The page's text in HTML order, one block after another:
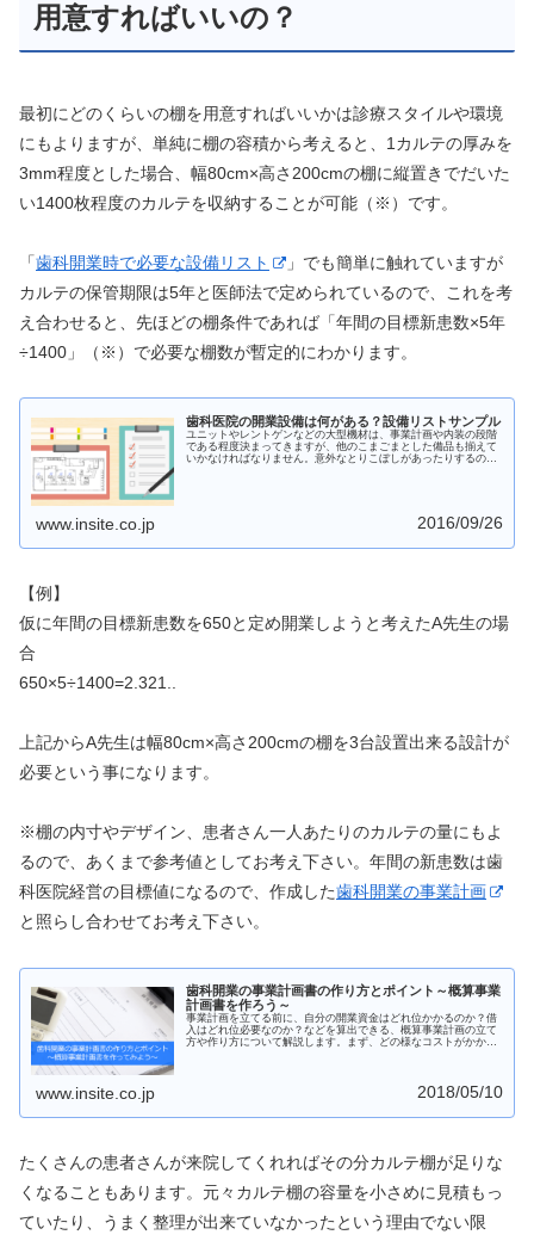
用意すればいいの？
最初にどのくらいの棚を用意すればいいかは診療スタイルや環境
にもよりますが、単純に棚の容積から考えると、1カルテの厚みを
3mm程度とした場合、幅80cm×高さ200cmの棚に縦置きでだいた
い1400枚程度のカルテを収納することが可能（※）です。
「歯科開業時で必要な設備リスト
」でも簡単に触れていますが
カルテの保管期限は5年と医師法で定められているので、これを考
え合わせると、先ほどの棚条件であれば「年間の目標新患数×5年
÷1400」（※）で必要な棚数が暫定的にわかります。
歯科医院の開業設備は何がある？設備リストサンプル
ユニットやレントゲンなどの大型機材は、事業計画や内装の段階
である程度決まってきますが、他のこまごまとした備品も揃えて
いかなければなりません。意外なとりこぼしがあったりするの
www.insite.co.jp 2016/09/26
【例】
仮に年間の目標新患数を650と定め開業しようと考えたA先生の場
合
650×5÷1400=2.321..
上記からA先生は幅80cm×高さ200cmの棚を3台設置出来る設計が
必要という事になります。
※棚の内寸やデザイン、患者さん一人あたりのカルテの量にもよ
るので、あくまで参考値としてお考え下さい。年間の新患数は歯
科医院経営の目標値になるので、作成した歯科開業の事業計画
と照らし合わせてお考え下さい。
歯科開業の事業計画書の作り方とポイント～概算事業
計画書を作ろう～
事業計画を立てる前に、自分の開業資金はどれ位かかるのか？借
入はどれ位必要なのか？などを算出できる、概算事業計画の立て
方や作り方について解説します。まず、どの様なコストがかかっ
www.insite.co.jp 2018/05/10
たくさんの患者さんが来院してくれればその分カルテ棚が足りな
くなることもあります。元々カルテ棚の容量を小さめに見積もっ
ていたり、うまく整理が出来ていなかったという理由でない限